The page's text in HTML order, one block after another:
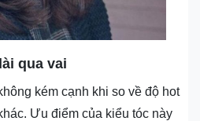
qua vai
kém cạnh khi so về độ hot
Ưu điểm của kiểu tóc này